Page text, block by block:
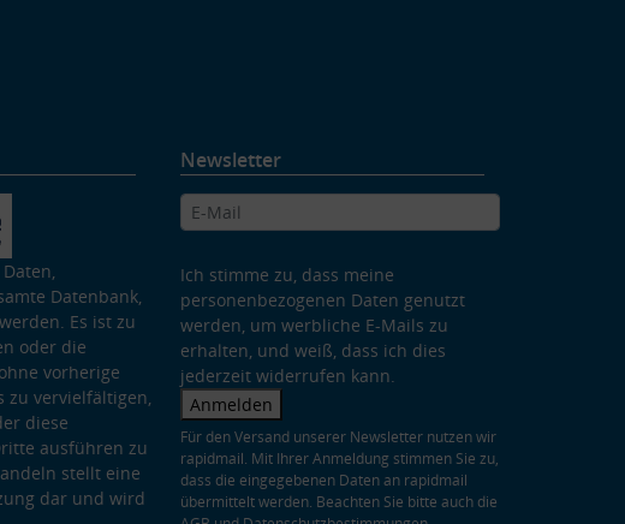
Datenbank,
Es ist zu
oder die
vorherige
zu vervielfältigen,
diese
ausführen zu
stellt eine
dar und wird
Newsletter
Ich stimme zu, dass meine
personenbezogenen Daten genutzt
werden, um werbliche E-Mails zu
erhalten, und weiß, dass ich dies
jederzeit widerrufen kann.
Anmelden
Für den Versand unserer Newsletter nutzen wir
rapidmail. Mit Ihrer Anmeldung stimmen Sie zu,
dass die eingegebenen Daten an rapidmail
übermittelt werden. Beachten Sie bitte auch die